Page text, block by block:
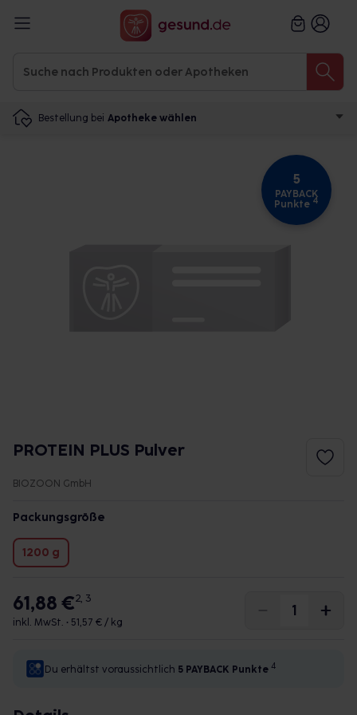
Bestellung bei Apotheke wählen
5
PAYBACK
Punkte 4
PROTEIN PLUS Pulver
BIOZOON GmbH
Packungsgröße
1200 g
61,88 €2, 3
inkl. MwSt. • 51,57 € / kg
Du erhältst voraussichtlich 5 PAYBACK Punkte 4